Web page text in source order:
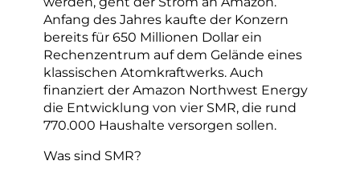
Anfang des Jahres kaufte der Konzern
bereits für 650 Millionen Dollar ein
Rechenzentrum auf dem Gelände eines
klassischen Atomkraftwerks. Auch
finanziert der Amazon Northwest Energy
die Entwicklung von vier SMR, die rund
770.000 Haushalte versorgen sollen.
Was sind SMR?